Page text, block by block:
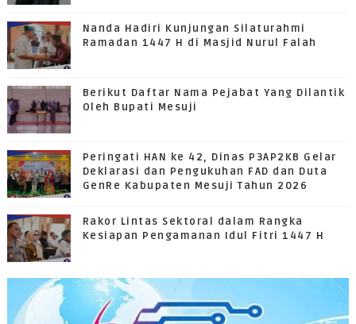
Nanda Hadiri Kunjungan Silaturahmi
Ramadan 1447 H di Masjid Nurul Falah
Berikut Daftar Nama Pejabat Yang Dilantik
Oleh Bupati Mesuji
Peringati HAN ke 42, Dinas P3AP2KB Gelar
Deklarasi dan Pengukuhan FAD dan Duta
GenRe Kabupaten Mesuji Tahun 2026
Rakor Lintas Sektoral dalam Rangka
Kesiapan Pengamanan Idul Fitri 1447 H